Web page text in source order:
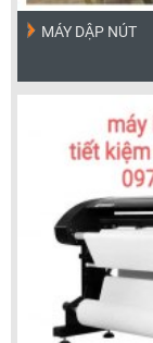
MÁY DẬP NÚT